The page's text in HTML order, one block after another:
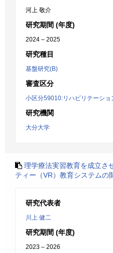
河上 敬介
研究期間 (年度)
2024 – 2025
研究種目
基盤研究(B)
審査区分
小区分59010:リハビリテーショ
研究機関
大分大学
理学療法実習教育を成立さ
ティー（VR）教育システムの
研究代表者
川上 健二
研究期間 (年度)
2023 – 2026